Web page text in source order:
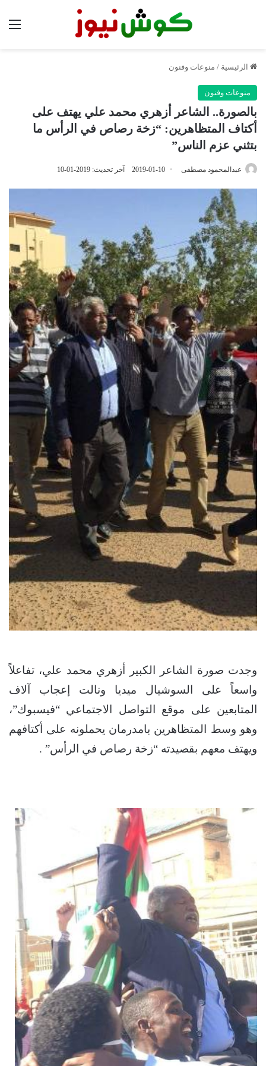
الرئيسية / منوعات وفنون
منوعات وفنون
بالصورة.. الشاعر أزهري محمد علي يهتف على
أكتاف المتظاهرين: “زخة رصاص في الرأس ما
بتثني عزم الناس”
عبدالمحمود مصطفى 2019-01-10 آخر تحديث: 2019-01-10
وجدت صورة الشاعر الكبير أزهري محمد علي، تفاعلاً
واسعاً على السوشيال ميديا ونالت إعجاب آلاف
المتابعين على موقع التواصل الاجتماعي “فيسبوك”،
وهو وسط المتظاهرين بامدرمان يحملونه على أكتافهم
ويهتف معهم بقصيدته “زخة رصاص في الرأس” .